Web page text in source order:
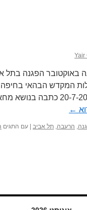
Yair
השבעה באוקטובר
המקדש הבהאי
אונסק"ו לשלום
←
, הרעבה, תל אביב עם התגים